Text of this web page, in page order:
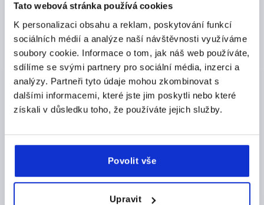
Tato webová stránka používá cookies
K personalizaci obsahu a reklam, poskytování funkcí
sociálních médií a analýze naší návštěvnosti využíváme
soubory cookie. Informace o tom, jak náš web používáte,
sdílíme se svými partnery pro sociální média, inzerci a
analýzy. Partneři tyto údaje mohou zkombinovat s
dalšími informacemi, které jste jim poskytli nebo které
získali v důsledku toho, že používáte jejich služby.
Povolit vše
Upravit
SCHVÁLENÍ / CERTIFIKACE=FDA + EU10/2011 + NSF
Objednací číslo:K1794.153206390X20
CZK175.89
bez DPH
DETAILY
K1794 L